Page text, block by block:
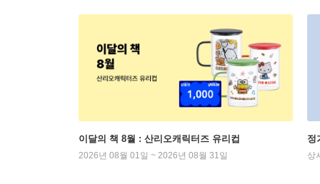
이달의 책 8월 : 산리오캐릭터즈 유리컵
2026년 08월 01일 ~ 2026년 08월 31일
정
상